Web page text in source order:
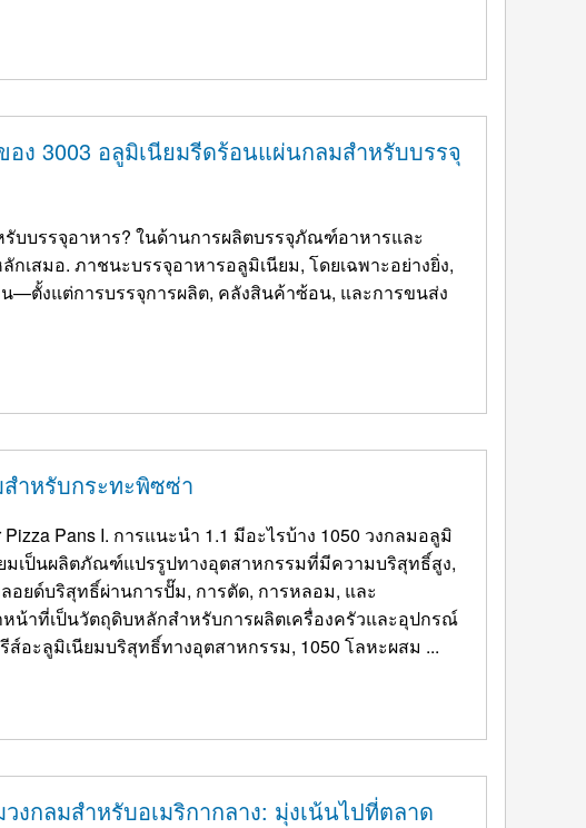
ง 3003 อลูมิเนียมรีดร้อนแผ่นกลมสำหรับบรรจุ
บบรรจุอาหาร? ในด้านการผลิตบรรจุภัณฑ์อาหารและ
สมอ. ภาชนะบรรจุอาหารอลูมิเนียม, โดยเฉพาะอย่างยิ่ง,
ตั้งแต่การบรรจุการผลิต, คลังสินค้าซ้อน, และการขนส่ง
ำหรับกระทะพิซซ่า
Pans I. การแนะนำ 1.1 มีอะไรบ้าง 1050 วงกลมอลูมิ
มเป็นผลิตภัณฑ์แปรรูปทางอุตสาหกรรมที่มีความบริสุทธิ์สูง,
อยด์บริสุทธิ์ผ่านการปั๊ม, การตัด, การหลอม, และ
น้าที่เป็นวัตถุดิบหลักสำหรับการผลิตเครื่องครัวและอุปกรณ์
องซีรีส์อะลูมิเนียมบริสุทธิ์ทางอุตสาหกรรม, 1050 โลหะผสม ...
งกลมสำหรับอเมริกากลาง: มุ่งเน้นไปที่ตลาด